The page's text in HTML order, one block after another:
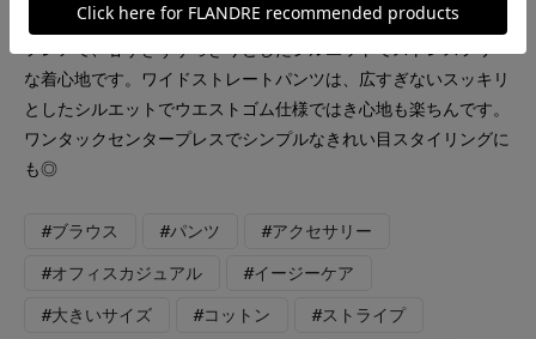
す。上品なバンドカラーのペプラムブラウスは、広がり過ぎない
な着心地です。ワイドストレートパンツは、広すぎないスッキリ
としたシルエットでウエストゴム仕様ではき心地も楽ちんです。
ワンタックセンタープレスでシンプルなきれい目スタイリングに
も◎
#ブラウス #パンツ #アクセサリー
#オフィスカジュアル #イージーケア
#大きいサイズ #コットン #ストライプ